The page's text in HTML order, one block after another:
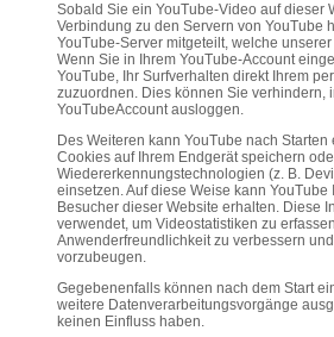
Sobald Sie ein YouTube-Video auf dieser
Verbindung zu den Servern von YouTube
YouTube-Server mitgeteilt, welche
Wenn Sie in Ihrem YouTube-Account
YouTube, Ihr Surfverhalten direkt Ihrem
zuzuordnen. Dies können Sie verhindern,
YouTubeAccount ausloggen.
Des Weiteren kann YouTube nach
Cookies auf Ihrem Endgerät speichern
Wiedererkennungstechnologien (z. B.
einsetzen. Auf diese Weise kann
Besucher dieser Website erhalten. Diese
verwendet, um Videostatistiken zu
Anwenderfreundlichkeit zu verbessern
vorzubeugen.
Gegebenenfalls können nach dem Start
weitere Datenverarbeitungsvorgänge
keinen Einfluss haben.